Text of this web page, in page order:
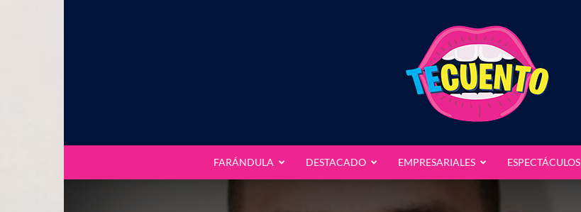
FARÁNDULA DESTACADO EMPRESARIALES ESPECTÁCULOS